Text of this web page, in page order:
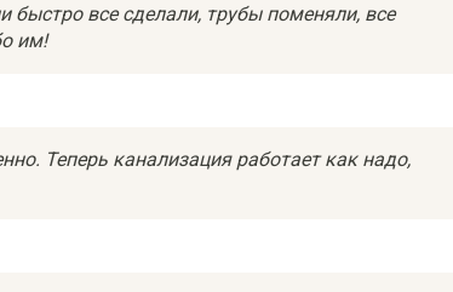
быстро все сделали, трубы поменяли, все
им!
Теперь канализация работает как надо,